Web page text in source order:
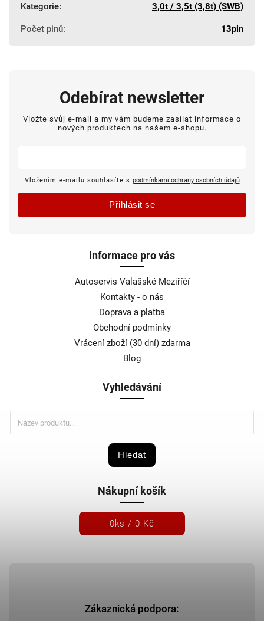
Kategorie: 3,0t / 3,5t (3,8t) (SWB)
Počet pinů: 13pin
Zákaznická podpora:
Informace pro vás
Autoservis Valašské Meziříčí
Kontakty - o nás
Doprava a platba
Obchodní podmínky
Vrácení zboží (30 dní) zdarma
Blog
Vyhledávání
Hledat
Nákupní košík
0ks / 0 Kč
Odebírat newsletter
Vložte svůj e-mail a my vám budeme zasílat informace o
nových produktech na našem e-shopu.
Vložením e-mailu souhlasíte s podmínkami ochrany osobních údajů
Přihlásit se